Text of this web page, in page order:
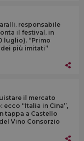
responsabile
il festival, in
luglio). “Primo
più imitati”
il mercato
ecco “Italia in Cina”,
tappa a Castello
Vino Consorzio